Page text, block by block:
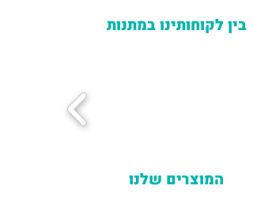
בין לקוחותינו במתנות
המוצרים שלנו